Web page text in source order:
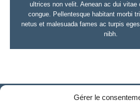
Gérer le
ultrices non velit. Aenean ac dui vitae
congue. Pellentesque habitant morbi
netus et malesuada fames ac turpis
nibh.